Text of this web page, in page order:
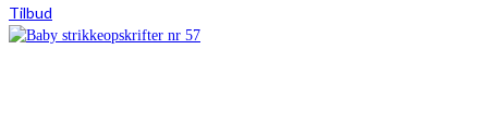
pris
pris
Tilbud